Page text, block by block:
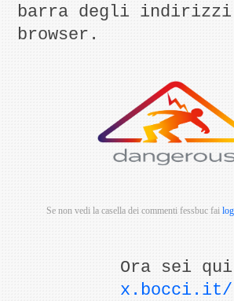
barra degli
browser.
Se non vedi la casella dei commenti fessbuc fai
Ora sei qui
x.bocci.it/